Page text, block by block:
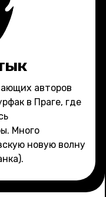
авторов
в Праге, где
Много
новую волну